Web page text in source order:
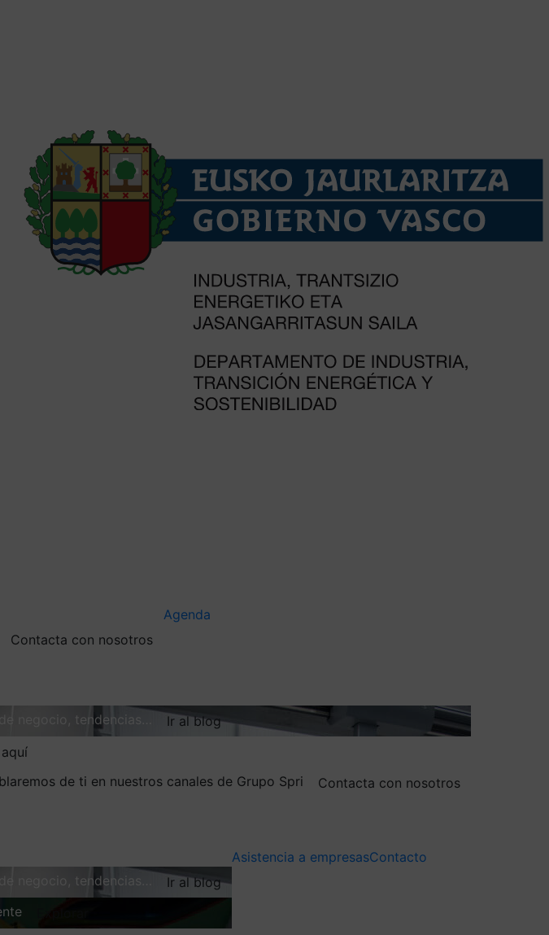
Contacta con nosotros
Agenda
negocio, tendencias…
Ir al blog
de ti en nuestros canales de Grupo Spri
Contacta con nosotros
negocio, tendencias…
Ir al blog
Asistencia a empresasContacto